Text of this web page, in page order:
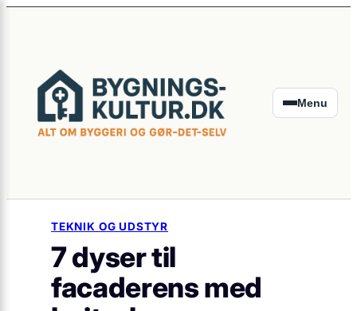
Menu
TEKNIK OG UDSTYR
7 dyser til
facaderens med